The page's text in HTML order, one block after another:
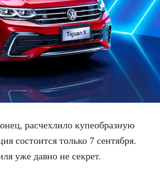
расчехлило купеобразную
состоится только 7 сентября.
уже давно не секрет.